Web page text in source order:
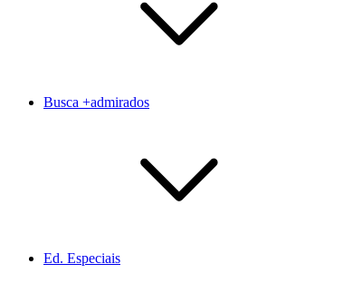
Busca +admirados
Ed. Especiais